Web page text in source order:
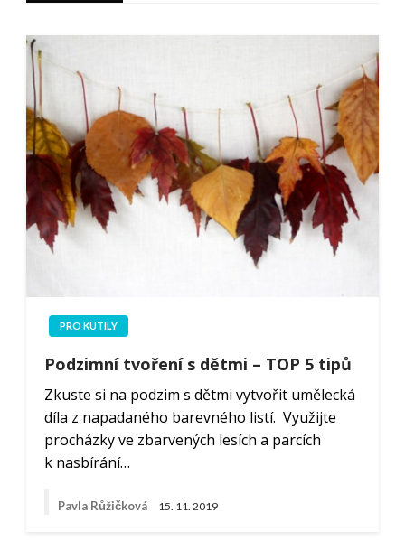
PRO KUTILY
Podzimní tvoření s dětmi – TOP 5 tipů
Zkuste si na podzim s dětmi vytvořit umělecká
díla z napadaného barevného listí. Využijte
procházky ve zbarvených lesích a parcích
k nasbírání…
Pavla Růžičková 15. 11. 2019